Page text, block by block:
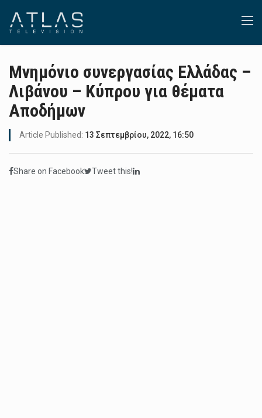
Μνημόνιο συνεργασίας Ελλάδας –
Λιβάνου – Κύπρου για θέματα
Αποδήμων
Article Published: 13 Σεπτεμβρίου, 2022, 16:50
Share on Facebook Tweet this!